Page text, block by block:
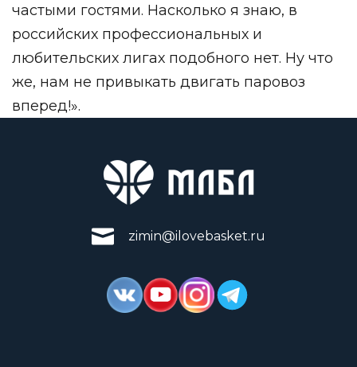
частыми гостями. Насколько я знаю, в
российских профессиональных и
любительских лигах подобного нет. Ну что
же, нам не привыкать двигать паровоз
вперед!».
zimin@ilovebasket.ru